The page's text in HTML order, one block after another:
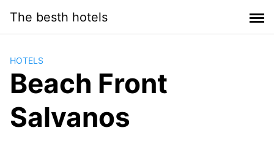
contenido
The besth hotels
HOTELS
Beach Front
Salvanos